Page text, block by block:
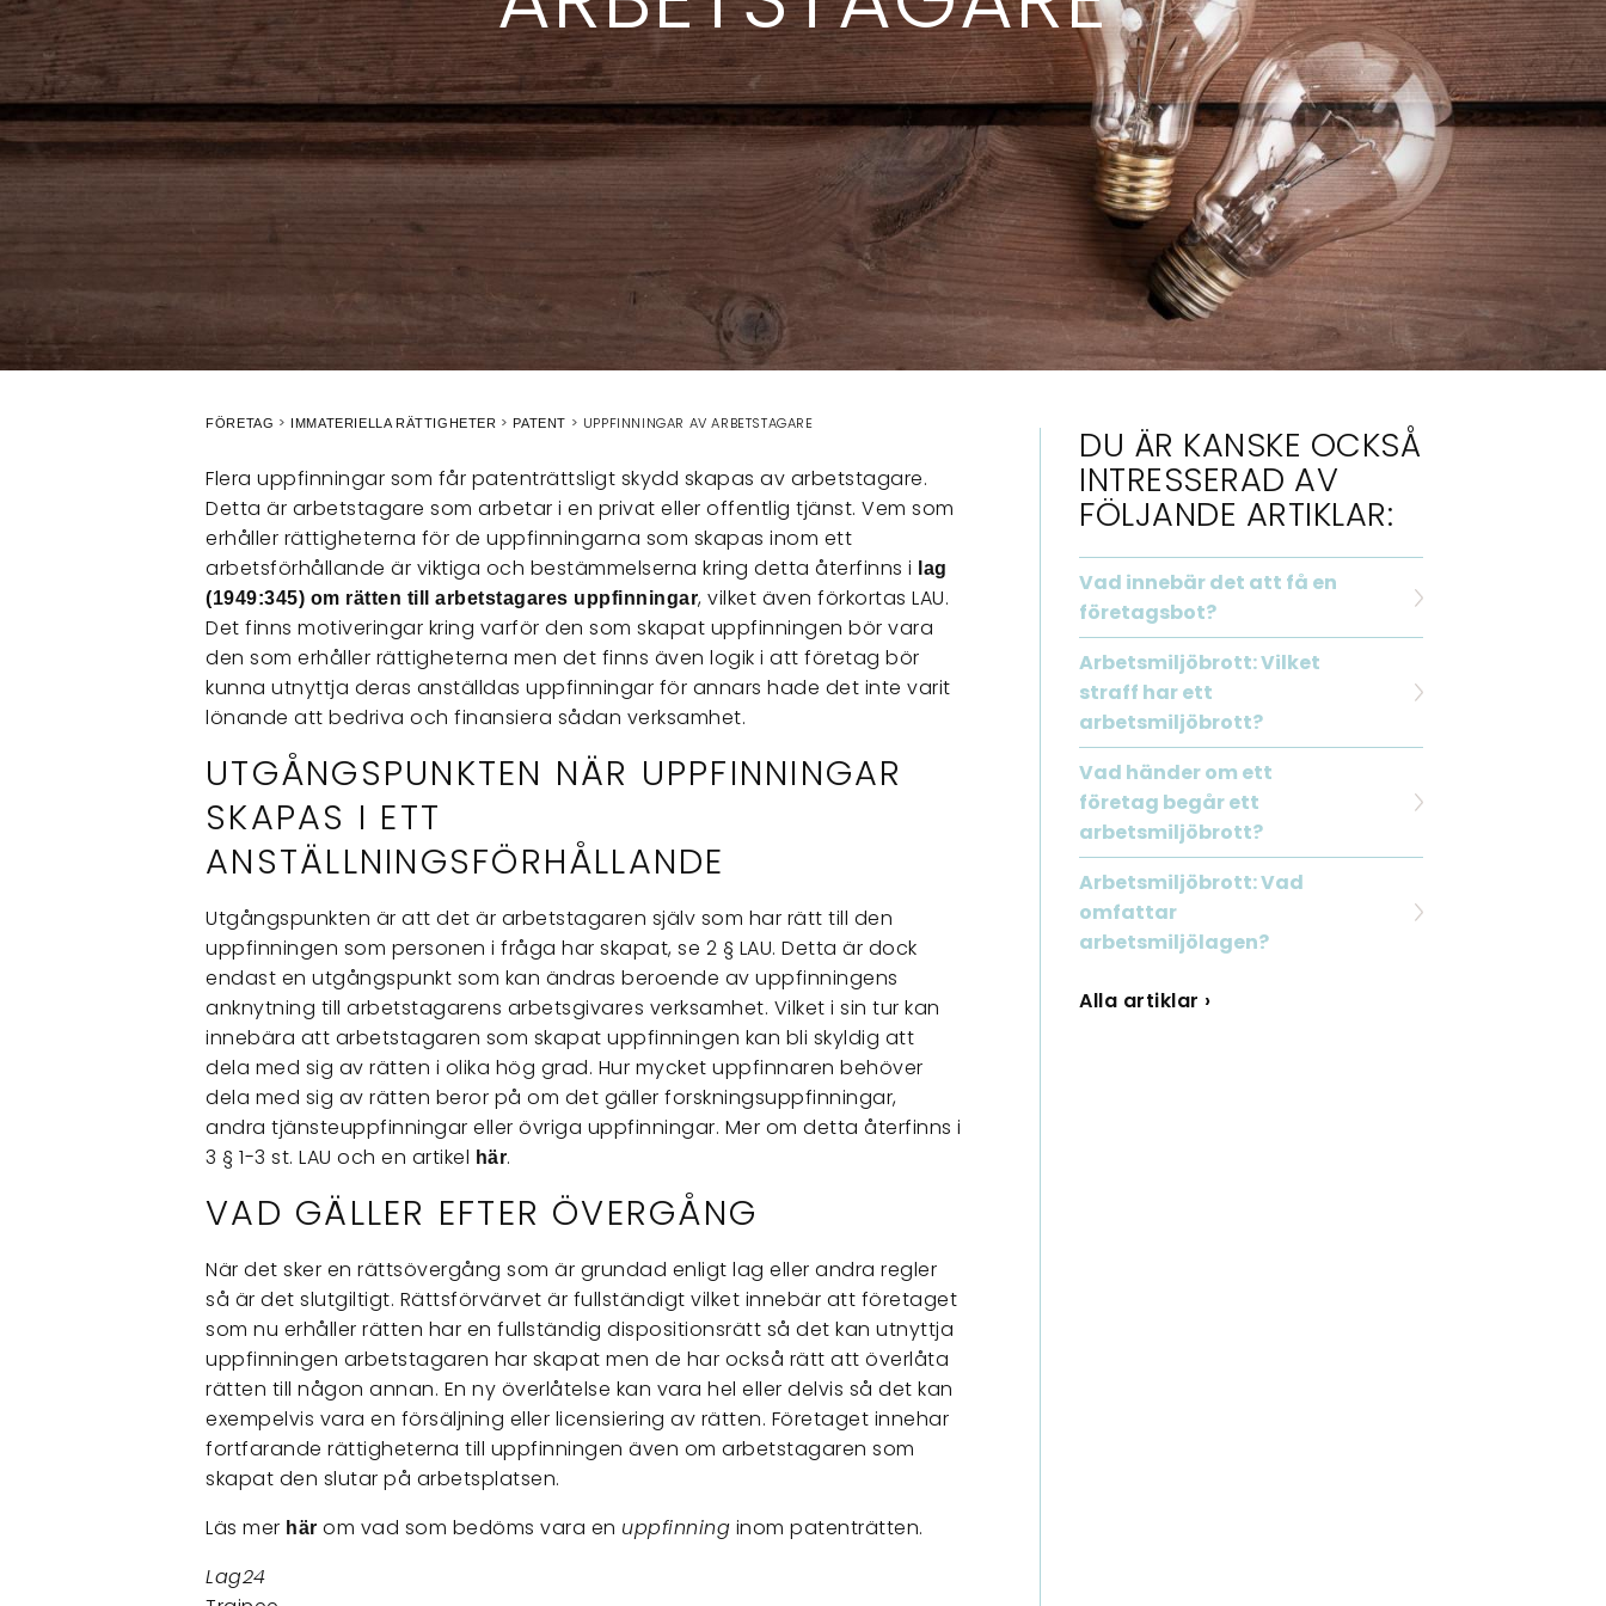
FÖRETAG IMMATERIELLA RÄTTIGHETER PATENT UPPFINNINGAR AV ARBETSTAGARE
Flera uppfinningar som får patenträttsligt skydd skapas av arbetstagare.
Detta är arbetstagare som arbetar i en privat eller offentlig tjänst. Vem som
erhåller rättigheterna för de uppfinningarna som skapas inom ett
arbetsförhållande är viktiga och bestämmelserna kring detta återfinns i
lag
(1949:345) om rätten till arbetstagares uppfinningar, vilket även förkortas LAU.
Det finns motiveringar kring varför den som skapat uppfinningen bör vara
den som erhåller rättigheterna men det finns även logik i att företag bör
kunna utnyttja deras anställdas uppfinningar för annars hade det inte varit
lönande att bedriva och finansiera sådan verksamhet.
UTGÅNGSPUNKTEN NÄR UPPFINNINGAR
SKAPAS I ETT
ANSTÄLLNINGSFÖRHÅLLANDE
Utgångspunkten är att det är arbetstagaren själv som har rätt till den
uppfinningen som personen i fråga har skapat, se 2 § LAU. Detta är dock
endast en utgångspunkt som kan ändras beroende av uppfinningens
anknytning till arbetstagarens arbetsgivares verksamhet. Vilket i sin tur kan
innebära att arbetstagaren som skapat uppfinningen kan bli skyldig att
dela med sig av rätten i olika hög grad. Hur mycket uppfinnaren behöver
dela med sig av rätten beror på om det gäller forskningsuppfinningar,
andra tjänsteuppfinningar eller övriga uppfinningar. Mer om detta återfinns i
3 § 1-3 st. LAU och en artikel här.
VAD GÄLLER EFTER ÖVERGÅNG
När det sker en rättsövergång som är grundad enligt lag eller andra regler
så är det slutgiltigt. Rättsförvärvet är fullständigt vilket innebär att företaget
som nu erhåller rätten har en fullständig dispositionsrätt så det kan utnyttja
uppfinningen arbetstagaren har skapat men de har också rätt att överlåta
rätten till någon annan. En ny överlåtelse kan vara hel eller delvis så det kan
exempelvis vara en försäljning eller licensiering av rätten. Företaget innehar
fortfarande rättigheterna till uppfinningen även om arbetstagaren som
skapat den slutar på arbetsplatsen.
Läs mer här om vad som bedöms vara en uppfinning inom patenträtten.
Lag24
DU ÄR KANSKE OCKSÅ
INTRESSERAD AV
FÖLJANDE ARTIKLAR:
Vad innebär det att få en
företagsbot?
Arbetsmiljöbrott: Vilket
straff har ett
arbetsmiljöbrott?
Vad händer om ett
företag begår ett
arbetsmiljöbrott?
Arbetsmiljöbrott: Vad
omfattar
arbetsmiljölagen?
Alla artiklar ›